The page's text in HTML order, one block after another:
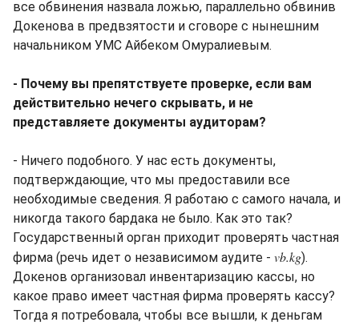
все обвинения назвала ложью, параллельно обвинив
Докенова в предвзятости и сговоре с нынешним
начальником УМС Айбеком Омуралиевым.
- Почему вы препятствуете проверке, если вам
действительно нечего скрывать, и не
представляете документы аудиторам?
- Ничего подобного. У нас есть документы,
подтверждающие, что мы предоставили все
необходимые сведения. Я работаю с самого начала, и
никогда такого бардака не было. Как это так?
Государственный орган приходит проверять частная
фирма (речь идет о независимом аудите - vb.kg).
Докенов организовал инвентаризацию кассы, но
какое право имеет частная фирма проверять кассу?
Тогда я потребовала, чтобы все вышли, к деньгам